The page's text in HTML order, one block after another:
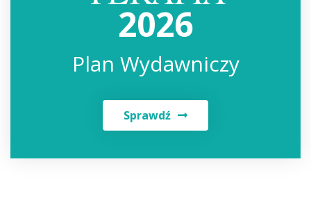
2026
Plan Wydawniczy
Sprawdź